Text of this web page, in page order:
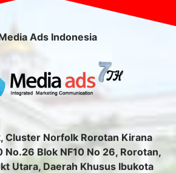
Ads Indonesia
Cluster Norfolk Rorotan Kirana
No.26 Blok NF10 No 26, Rorotan,
Utara, Daerah Khusus Ibukota